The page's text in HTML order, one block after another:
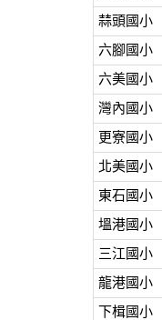
蒜頭國小
六腳國小
六美國小
灣內國小
更寮國小
北美國小
東石國小
塭港國小
三江國小
龍港國小
下楫國小